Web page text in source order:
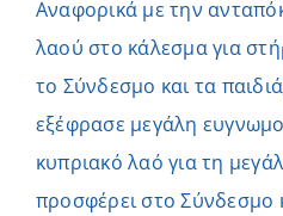
Αναφορικά με την
λαού στο κάλεσμα για
το Σύνδεσμο και τα
εξέφρασε μεγάλη
κυπριακό λαό για τη
προσφέρει στο Σύνδεσμο